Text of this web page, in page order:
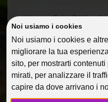
Noi usiamo i cookies
Noi usiamo i cookies e
migliorare la tua
sito, per mostrarti
mirati, per analizzare il
capire da dove arrivano i
Home
Guide Di Viaggio
Il kit del perfetto
IL KIT DEL